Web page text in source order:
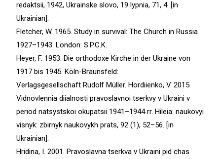
redaktsii, 1942, Ukrainske slovo, 19 lypnia, 71, 4. [in
Ukrainian].
Fletcher, W. 1965. Study in survival: The Church in Russia
1927–1943. London: S.P.C.K.
Heyer, F. 1953. Die orthodoxe Kirche in der Ukraine von
1917 bis 1945. Köln-Braunsfeld:
Verlagsgesellschaft Rudolf Müller. Hordiienko, V. 2015.
Vidnovlennia diialnosti pravoslavnoi tserkvy v Ukraini v
period natsystskoi okupatsii 1941–1944 rr. Hileia: naukovyi
visnyk: zbirnyk naukovykh prats, 92 (1), 52–56. [in
Ukrainian].
Hridina, I. 2001. Pravoslavna tserkva v Ukraini pid chas